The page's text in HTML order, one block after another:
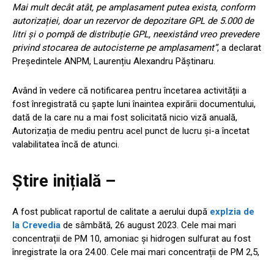
Mai mult decât atât, pe amplasament putea exista, conform
autorizației, doar un rezervor de depozitare GPL de 5.000 de
litri și o pompă de distribuție GPL, neexistând vreo prevedere
privind stocarea de autocisterne pe amplasament”, a declarat
Președintele ANPM, Laurențiu Alexandru Păștinaru.
Având în vedere că notificarea pentru încetarea activității a
fost înregistrată cu șapte luni înaintea expirării documentului,
dată de la care nu a mai fost solicitată nicio viză anuală,
Autorizația de mediu pentru acel punct de lucru și-a încetat
valabilitatea încă de atunci.
Știre inițială –
A fost publicat raportul de calitate a aerului după explzia de
la Crevedia de sâmbătă, 26 august 2023. Cele mai mari
concentrații de PM 10, amoniac și hidrogen sulfurat au fost
înregistrate la ora 24.00. Cele mai mari concentrații de PM 2,5,